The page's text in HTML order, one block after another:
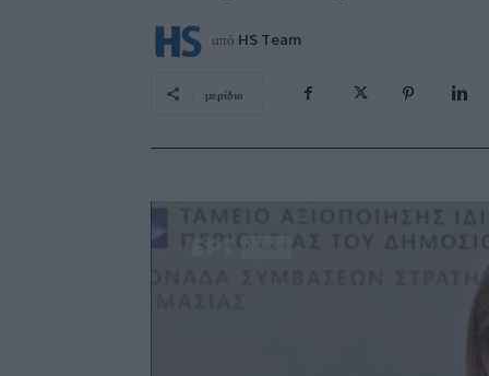
από HS Team
μερίδιο